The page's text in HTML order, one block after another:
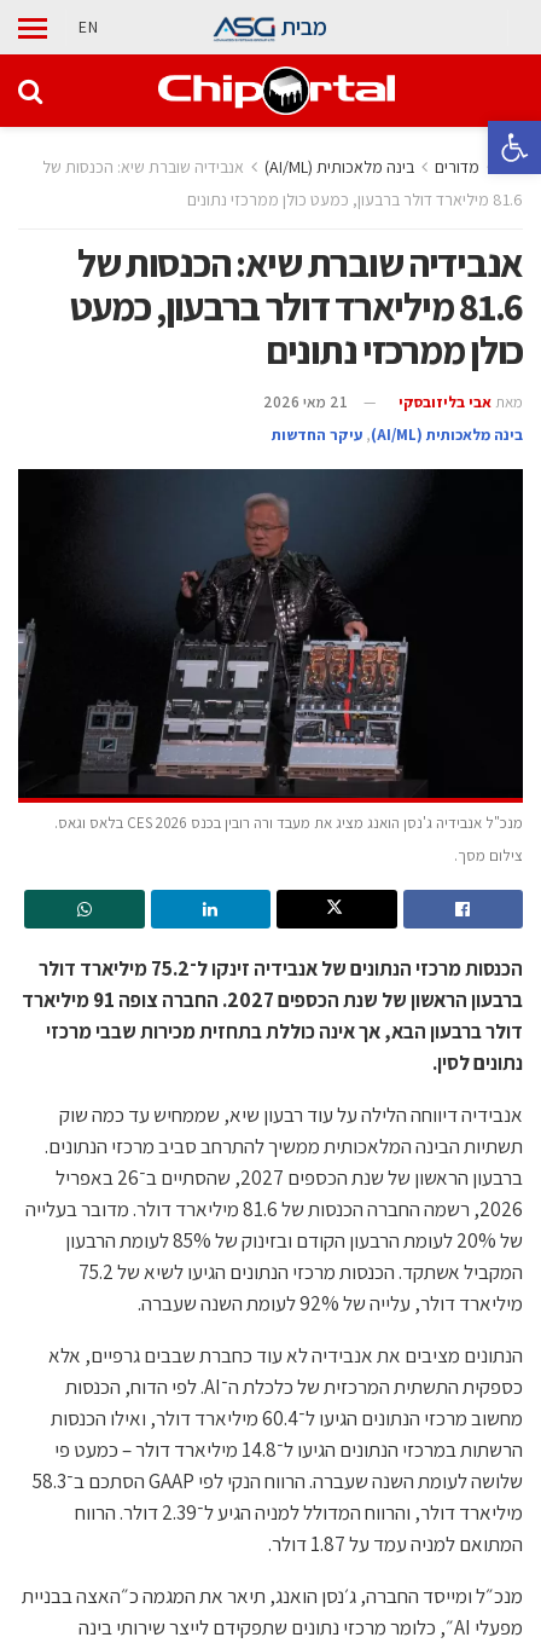
פתח סרגל נגישות
מבית EN
בית מדורים בינה מלאכותית (AI/ML)
אנבידיה שוברת שיא: הכנסות של
81.6 מיליארד דולר ברבעון, כמעט כולן ממרכזי נתונים
אנבידיה שוברת שיא: הכנסות של
81.6 מיליארד דולר ברבעון, כמעט
כולן ממרכזי נתונים
מאת אבי בליזובסקי
21 מאי 2026
בינה מלאכותית (AI/ML)
, עיקר החדשות
מנכ"ל אנבידיה ג'נסן הואנג מציג את מעבד ורה רובין בכנס CES 2026 בלאס וגאס.
צילום מסך.
הכנסות מרכזי הנתונים של אנבידיה זינקו ל־75.2 מיליארד דולר
ברבעון הראשון של שנת הכספים 2027. החברה צופה 91 מיליארד
דולר ברבעון הבא, אך אינה כוללת בתחזית מכירות שבבי מרכזי
נתונים לסין.
אנבידיה דיווחה הלילה על עוד רבעון שיא, שממחיש עד כמה שוק
תשתיות הבינה המלאכותית ממשיך להתרחב סביב מרכזי הנתונים.
ברבעון הראשון של שנת הכספים 2027, שהסתיים ב־26 באפריל
2026, רשמה החברה הכנסות של 81.6 מיליארד דולר. מדובר בעלייה
של 20% לעומת הרבעון הקודם ובזינוק של 85% לעומת הרבעון
המקביל אשתקד. הכנסות מרכזי הנתונים הגיעו לשיא של 75.2
מיליארד דולר, עלייה של 92% לעומת השנה שעברה.
הנתונים מציבים את אנבידיה לא עוד כחברת שבבים גרפיים, אלא
כספקית התשתית המרכזית של כלכלת ה־AI. לפי הדוח, הכנסות
מחשוב מרכזי הנתונים הגיעו ל־60.4 מיליארד דולר, ואילו הכנסות
הרשתות במרכזי הנתונים הגיעו ל־14.8 מיליארד דולר – כמעט פי
שלושה לעומת השנה שעברה. הרווח הנקי לפי GAAP הסתכם ב־58.3
מיליארד דולר, והרווח המדולל למניה הגיע ל־2.39 דולר. הרווח
המתואם למניה עמד על 1.87 דולר.
מנכ״ל ומייסד החברה, ג׳נסן הואנג, תיאר את המגמה כ״האצה בבניית
מפעלי AI״, כלומר מרכזי נתונים שתפקידם לייצר שירותי בינה